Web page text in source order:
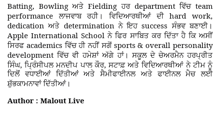
Batting, Bowlingਅਤੇ Fieldingਹਰdepartmentਵਿੱਚ team
performance
ਲਾਜਵਾਬ ਰਹੀ ।ਵਿਦਿਆਰਥੀਆਂ ਦੀ
hard work,
dedicationਅਤੇ determinationਨੇ ਇਹ success ਸੰਭਵ ਬਣਾਈ।
Apple International Schoolਨੇ ਫਿਰ ਸਾਬਿਤ ਕਰ ਦਿੱਤਾ ਹੈ ਕਿ ਅਸੀਂ
ਸਿਰਫ academics ਵਿੱਚ ਹੀ ਨਹੀਂ ਸਗੋਂ sports & overall personality
developmentਵਿੱਚ ਵੀ ਹਮੇਸ਼ਾਂ ਅੱਗੇ ਹਾਂ। ਸਕੂਲ ਦੇ ਚੇਅਰਮੈਨ ਹਰਪ੍ਰੀਤ
ਸਿੰਘ,ਪ੍ਰਿੰਸੀਪਲ ਮਨਦੀਪ ਪਾਲ ਕੌਰ,ਸਟਾਫ਼ ਅਤੇ ਵਿਦਿਆਰਥੀਆਂ ਨੇ ਟੀਮ ਨੂੰ
ਦਿਲੋਂ ਵਧਾਈਆਂ ਦਿੱਤੀਆਂ ਅਤੇ ਸੈਮੀਫਾਈਨਲ ਅਤੇ ਫਾਈਨਲ ਮੈਚ ਲਈ
ਸ਼ੁੱਭਕਾਮਨਾਵਾਂ ਦਿੱਤੀਆਂ।
Author : Malout Live